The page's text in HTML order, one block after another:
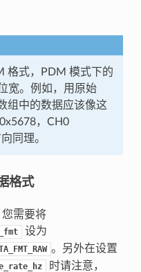
格式，PDM 模式下的
宽。例如，用原始
组中的数据应该像这
，CH0
同理。
格式
需要将
设为
。另外在设置
时请注意，